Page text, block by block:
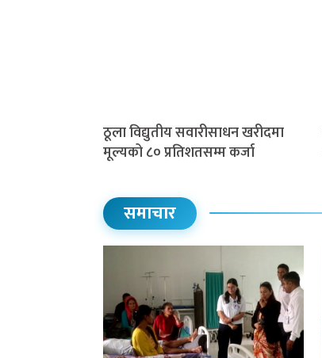
ठूला विद्युतीय सवारीसाधन खरीदमा
मूल्यको ८० प्रतिशतसम्म कर्जा
समाचार